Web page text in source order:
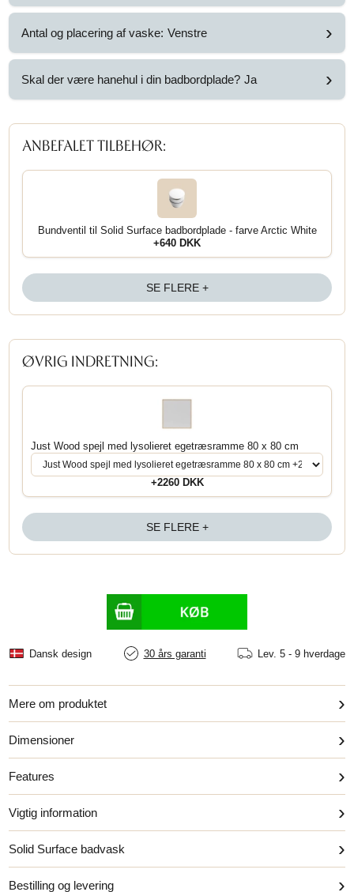
Antal og placering af vaske: Venstre ›
Skal der være hanehul i din badbordplade? Ja ›
ANBEFALET TILBEHØR:
Bundventil til Solid Surface badbordplade - farve Arctic White
+640 DKK
SE FLERE +
ØVRIG INDRETNING:
Just Wood spejl med lysolieret egetræsramme 80 x 80 cm
+2260 DKK
SE FLERE +
Dansk design 30 års garanti Lev. 5 - 9 hverdage
Mere om produktet ›
Dimensioner ›
Features ›
Vigtig information ›
Solid Surface badvask ›
Bestilling og levering ›